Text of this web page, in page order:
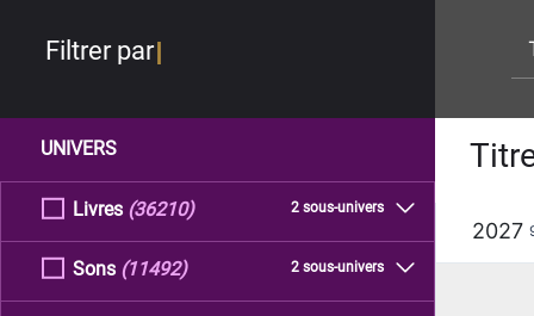
Filtrer par
UNIVERS
Livres 2 sous-univers
(36210)
Sons 2 sous-univers
(11492)
2027